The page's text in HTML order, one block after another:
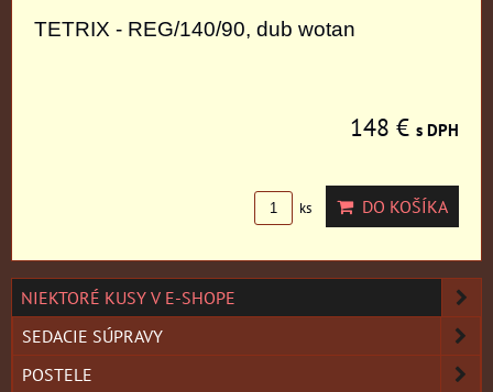
TETRIX - REG/140/90, dub wotan
148 € s DPH
ks DO KOŠÍKA
NIEKTORÉ KUSY V E-SHOPE
SEDACIE SÚPRAVY
POSTELE